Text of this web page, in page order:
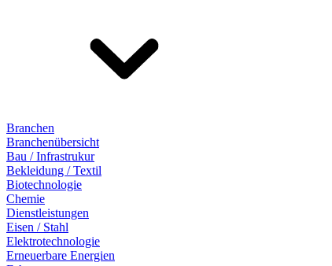
Branchen
Branchenübersicht
Bau / Infrastrukur
Bekleidung / Textil
Biotechnologie
Chemie
Dienstleistungen
Eisen / Stahl
Elektrotechnologie
Erneuerbare Energien